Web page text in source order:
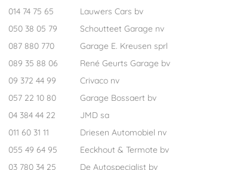
014 74 75 65
Lauwers Cars bv
050 38 05 79
Schoutteet Garage nv
087 880 770
Garage E. Kreusen sprl
089 35 88 06
René Geurts Garage bv
09 372 44 99
Crivaco nv
057 22 10 80
Garage Bossaert bv
04 384 44 22
JMD sa
011 60 31 11
Driesen Automobiel nv
055 49 64 95
Eeckhout & Termote bv
03 780 34 25 De Autospecialist bv